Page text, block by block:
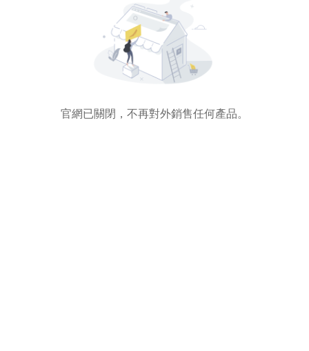
官網已關閉，不再對外銷售任何產品。